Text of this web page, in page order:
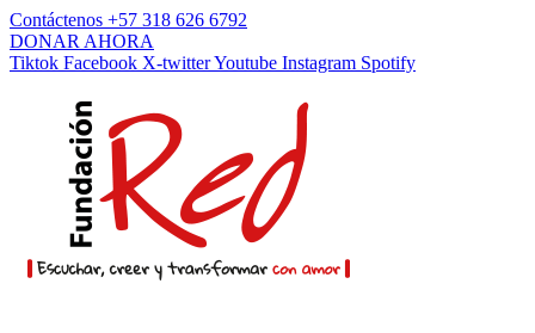
Contáctenos +57 318 626 6792
DONAR AHORA
Tiktok Facebook X-twitterYoutube Instagram Spotify